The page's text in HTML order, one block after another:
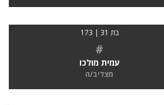
בת 31 | 173
#
עמית מולכו
מצליב/ה